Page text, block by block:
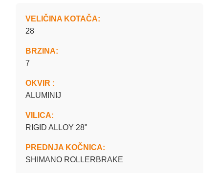
VELIČINA KOTAČA:
28
BRZINA:
7
OKVIR :
ALUMINIJ
VILICA:
RIGID ALLOY 28"
PREDNJA KOČNICA:
SHIMANO ROLLERBRAKE